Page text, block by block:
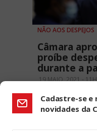
NÃO AOS DESPEJOS
Câmara
proíbe
durante a
19 MAIO, 2021 -
Cadastre-se e
novidades da